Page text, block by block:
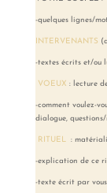
-quelques lignes/
INTERVENANTS
-textes écrits et/ou
VOEUX : lecture
-comment voulez-
dialogue,
RITUEL:
-explication de ce
-texte écrit par